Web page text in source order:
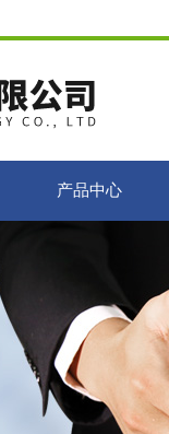
产品中心